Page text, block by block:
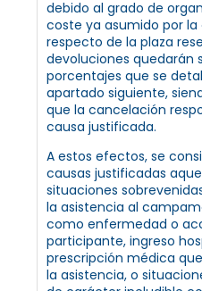
debido al grado de
coste ya asumido por la
respecto de la plaza
devoluciones quedarán
porcentajes que se
apartado siguiente,
que la cancelación
causa justificada.
A estos efectos, se
causas justificadas
situaciones
la asistencia al
como enfermedad o
participante, ingreso
prescripción médica
la asistencia, o